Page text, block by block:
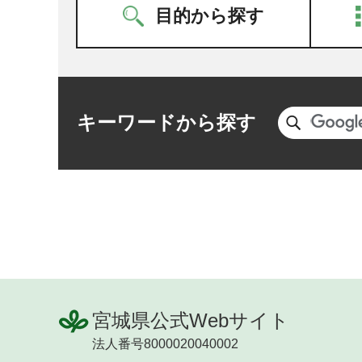
目的から探す
キーワードから探す
宮城県公式Webサイト
法人番号8000020040002